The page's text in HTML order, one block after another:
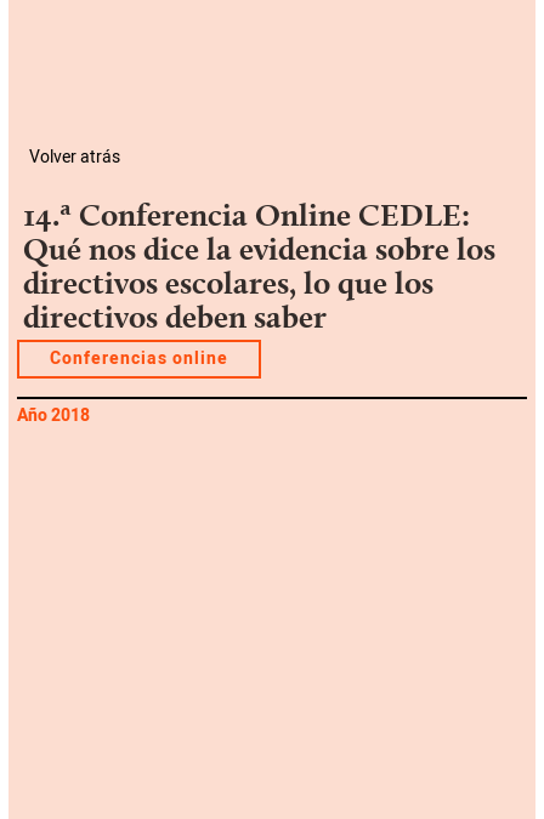
Volver atrás
14.ª Conferencia Online CEDLE:
Qué nos dice la evidencia sobre los
directivos escolares, lo que los
directivos deben saber
Conferencias online
Año 2018